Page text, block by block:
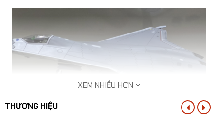
XEM NHIỀU HƠN
THƯƠNG HIỆU